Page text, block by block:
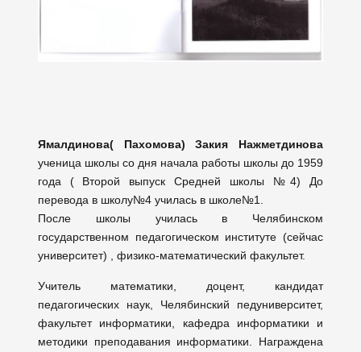
Ямалдинова( Пахомова) Закия Нажметдинова
ученица школы со дня начала работы школы до 1959
года ( Второй выпуск Средней школы №4) До
перевода в школу№4 училась в школе№1.
После школы училась в Челябинском
государственном педагогическом институте (сейчас
университет) , физико-математический факультет.
Учитель математики, доцент, кандидат
педагогических наук, Челябинский педуниверситет,
факультет информатики, кафедра информатики и
методики преподавания информатики. Награждена